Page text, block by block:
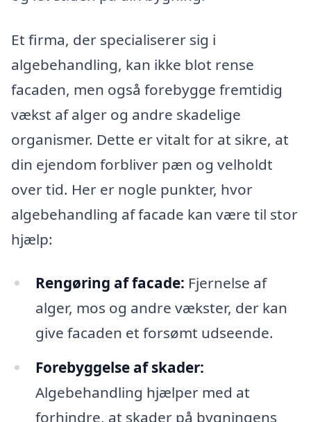
Et firma, der specialiserer sig i
algebehandling, kan ikke blot rense
facaden, men også forebygge fremtidig
vækst af alger og andre skadelige
organismer. Dette er vitalt for at sikre, at
din ejendom forbliver pæn og velholdt
over tid. Her er nogle punkter, hvor
algebehandling af facade kan være til stor
hjælp:
Rengøring af facade: Fjernelse af
alger, mos og andre vækster, der kan
give facaden et forsømt udseende.
Forebyggelse af skader:
Algebehandling hjælper med at
forhindre, at skader på bygningens